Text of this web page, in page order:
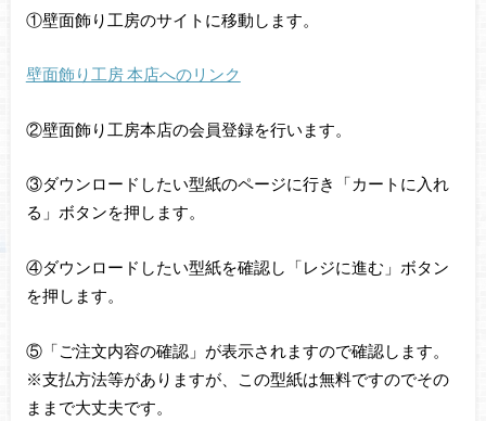
①壁面飾り工房のサイトに移動します。
壁面飾り工房 本店へのリンク
②壁面飾り工房本店の会員登録を行います。
③ダウンロードしたい型紙のページに行き「カートに入れ
る」ボタンを押します。
④ダウンロードしたい型紙を確認し「レジに進む」ボタン
を押します。
⑤「ご注文内容の確認」が表示されますので確認します。
※支払方法等がありますが、この型紙は無料ですのでその
ままで大丈夫です。